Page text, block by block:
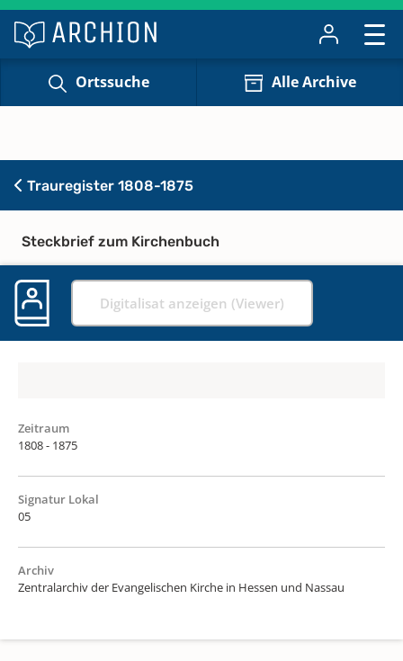
Ortssuche Alle Archive
Trauregister 1808-1875
Steckbrief zum Kirchenbuch
Digitalisat anzeigen (Viewer)
Zeitraum
1808 - 1875
Signatur Lokal
05
Archiv
Zentralarchiv der Evangelischen Kirche in Hessen und Nassau